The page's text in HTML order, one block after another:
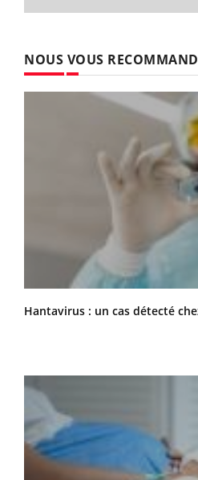
NOUS VOUS
Hantavirus : un cas détecté